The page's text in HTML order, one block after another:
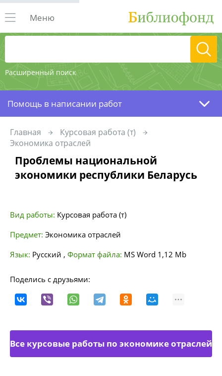
Расширенный поиск
Меню
Помощь в написании работ
Главная
Курсовая работа (т)
Экономика отраслей
Проблемы национальной
экономики республики Беларусь
Вид работы: Курсовая работа (т)
Предмет: Экономика отраслей
Язык: Русский , Формат файла: MS Word 1,12 Mb
Поделись с друзьями:
Все курсовые работы по экономике отраслей